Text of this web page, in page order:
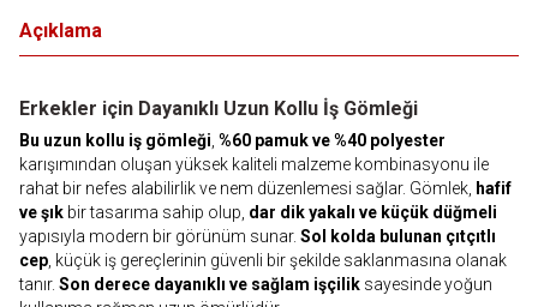
Açıklama
Erkekler için Dayanıklı Uzun Kollu İş Gömleği
Bu uzun kollu iş gömleği %60 pamuk ve %40 polyester
karışımından oluşan yüksek kaliteli malzeme kombinasyonu ile
rahat bir nefes alabilirlik ve nem düzenlemesi sağlar. Gömlek, hafif
ve şık bir tasarıma sahip olup, dar dik yakalı ve küçük düğmeli
yapısıyla modern bir görünüm sunar. Sol kolda bulunan çıtçıtlı
cep , küçük iş gereçlerinin güvenli bir şekilde saklanmasına olanak
tanır. Son derece dayanıklı ve sağlam işçilik sayesinde yoğun